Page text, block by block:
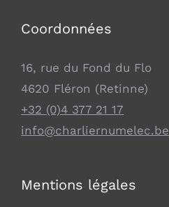
Coordonnées
16, rue du Fond du Flo
4620 Fléron (Retinne)
+32 (0)4 377 21 17
info@charliernumelec.be
Mentions légales